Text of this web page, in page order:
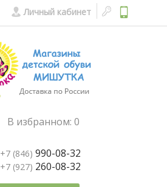
Личный кабинет
В избранном: 0
+7 (846) 990-08-32
+7 (927) 260-08-32